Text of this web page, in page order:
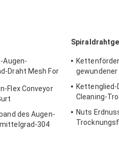
Augen-
Draht Mesh For
Flex Conveyor
des Augen-
304
Kettenglied-
Cleaning-
Nuts